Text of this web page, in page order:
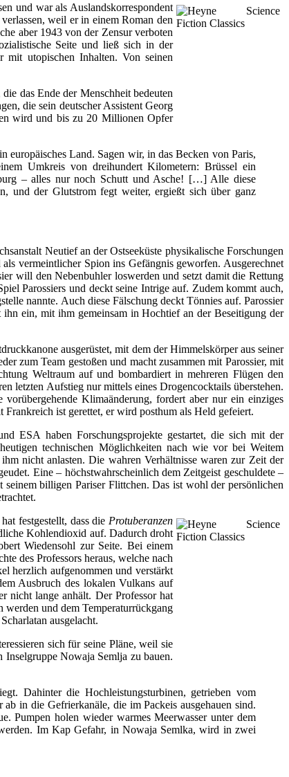
und war als Auslandskorrespondent
weil er in einem Roman den
aber 1943 von der Zensur verboten
Seite und ließ sich in der
mit utopischen Inhalten. Von seinen
die das Ende der Menschheit bedeuten
die sein deutscher Assistent Georg
wird und bis zu 20 Millionen Opfer
Land. Sagen wir, in das Becken von Paris,
Umkreis von dreihundert Kilometern: Brüssel ein
– alles nur noch Schutt und Asche! […] Alle diese
und der Glutstrom fegt weiter, ergießt sich über ganz
Neutief an der Ostseeküste physikalische Forschungen
vermeintlicher Spion ins Gefängnis geworfen. Ausgerechnet
will den Nebenbuhler loswerden und setzt damit die Rettung
Parossiers und deckt seine Intrige auf. Zudem kommt auch,
nannte. Auch diese Fälschung deckt Tönnies auf. Parossier
ein, mit ihm gemeinsam in Hochtief an der Beseitigung der
ausgerüstet, mit dem der Himmelskörper aus seiner
zum Team gestoßen und macht zusammen mit Parossier, mit
Weltraum auf und bombardiert in mehreren Flügen den
letzten Aufstieg nur mittels eines Drogencocktails überstehen.
Klimaänderung, fordert aber nur ein einziges
ist gerettet, er wird posthum als Held gefeiert.
ESA haben Forschungsprojekte gestartet, die sich mit der
technischen Möglichkeiten nach wie vor bei Weitem
nicht anlasten. Die wahren Verhältnisse waren zur Zeit der
Eine – höchstwahrscheinlich dem Zeitgeist geschuldete –
seinem billigen Pariser Flittchen. Das ist wohl der persönlichen
festgestellt, dass die Protuberanzen
Kohlendioxid auf. Dadurch droht
Wiedensohl zur Seite. Bei einem
des Professors heraus, welche nach
herzlich aufgenommen und verstärkt
Ausbruch des lokalen Vulkans auf
nicht lange anhält. Der Professor hat
werden und dem Temperaturrückgang
ausgelacht.
sich für seine Pläne, weil sie
Nowaja Semlja zu bauen.
Dahinter die Hochleistungsturbinen, getrieben vom
in die Gefrierkanäle, die im Packeis ausgehauen sind.
Pumpen holen wieder warmes Meerwasser unter dem
Im Kap Gefahr, in Nowaja Semlka, wird in zwei